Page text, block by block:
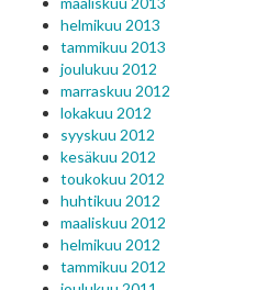
helmikuu 2013
tammikuu 2013
joulukuu 2012
marraskuu 2012
lokakuu 2012
syyskuu 2012
kesäkuu 2012
toukokuu 2012
huhtikuu 2012
maaliskuu 2012
helmikuu 2012
tammikuu 2012